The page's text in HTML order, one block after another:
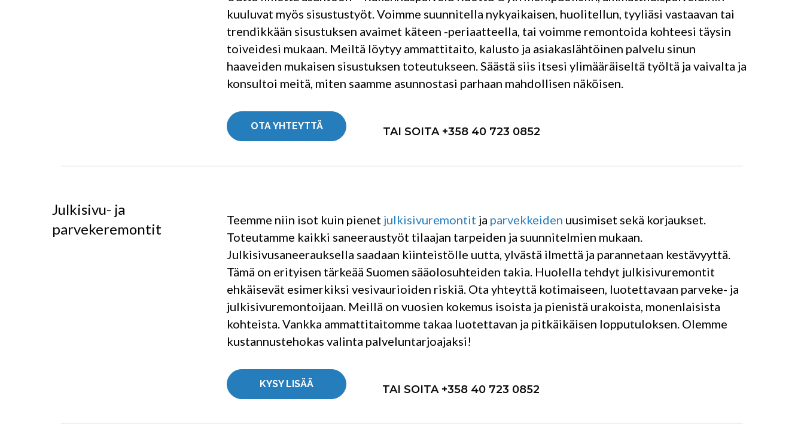
kuuluvat myös sisustustyöt. Voimme suunnitella nykyaikaisen, huolitellun, tyyliäsi vastaavan tai
trendikkään sisustuksen avaimet käteen -periaatteella, tai voimme remontoida kohteesi täysin
toiveidesi mukaan. Meiltä löytyy ammattitaito, kalusto ja asiakaslähtöinen palvelu sinun
haaveiden mukaisen sisustuksen toteutukseen. Säästä siis itsesi ylimääräiseltä työltä ja vaivalta ja
konsultoi meitä, miten saamme asunnostasi parhaan mahdollisen näköisen.
OTA YHTEYTTÄ TAI SOITA +358 40 723 0852
Julkisivu- ja
parvekeremontit
Teemme niin isot kuin pienet julkisivuremontit ja parvekkeiden uusimiset sekä korjaukset.
Toteutamme kaikki saneeraustyöt tilaajan tarpeiden ja suunnitelmien mukaan.
Julkisivusaneerauksella saadaan kiinteistölle uutta, ylvästä ilmettä ja parannetaan kestävyyttä.
Tämä on erityisen tärkeää Suomen sääolosuhteiden takia. Huolella tehdyt julkisivuremontit
ehkäisevät esimerkiksi vesivaurioiden riskiä. Ota yhteyttä kotimaiseen, luotettavaan parveke- ja
julkisivuremontoijaan. Meillä on vuosien kokemus isoista ja pienistä urakoista, monenlaisista
kohteista. Vankka ammattitaitomme takaa luotettavan ja pitkäikäisen lopputuloksen. Olemme
kustannustehokas valinta palveluntarjoajaksi!
KYSY LISÄÄ TAI SOITA +358 40 723 0852